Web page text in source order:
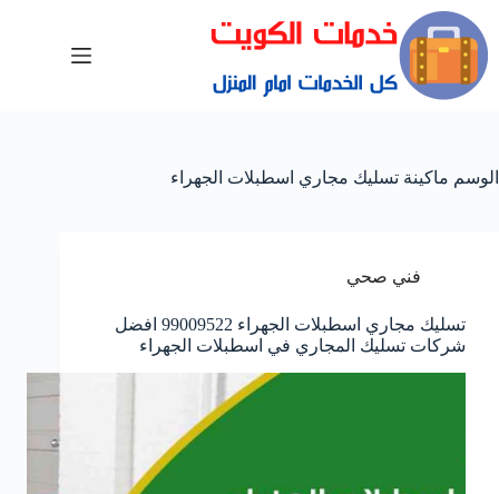
الوسم ماكينة تسليك مجاري اسطبلات الجهراء
فني صحي
تسليك مجاري اسطبلات الجهراء 99009522 افضل
شركات تسليك المجاري في اسطبلات الجهراء